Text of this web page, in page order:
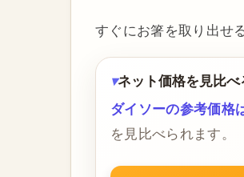
すぐにお箸を取り出せ
ネット価格を見比べ
ダイソーの参考価格
を見比べられます。